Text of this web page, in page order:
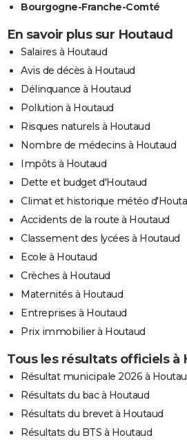
Bourgogne-Franche-Comté
En savoir plus sur Houtaud
Salaires à Houtaud
Avis de décès à Houtaud
Délinquance à Houtaud
Pollution à Houtaud
Risques naturels à Houtaud
Nombre de médecins à Houtaud
Impôts à Houtaud
Dette et budget d'Houtaud
Climat et historique météo
Accidents de la route à Houtaud
Classement des lycées à Houtaud
Ecole à Houtaud
Crèches à Houtaud
Maternités à Houtaud
Entreprises à Houtaud
Prix immobilier à Houtaud
Tous les résultats officiels à
Résultat municipale 2026 à
Résultats du bac à Houtaud
Résultats du brevet à Houtaud
Résultats du BTS à Houtaud